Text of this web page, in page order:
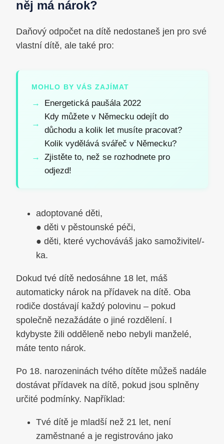
něj má nárok?
Daňový odpočet na dítě nedostaneš jen pro své
vlastní dítě, ale také pro:
MOHLO BY VÁS ZAJÍMAT
Energetická paušála 2022
Kdy můžete v Německu odejít do
důchodu a kolik let musíte pracovat?
Kolik vydělává svářeč v Německu?
Zjistěte to, než se rozhodnete pro
odjezd!
adoptované děti,
● děti v pěstounské péči,
● děti, které vychováváš jako samoživitel/-
ka.
Dokud tvé dítě nedosáhne 18 let, máš
automaticky nárok na přídavek na dítě. Oba
rodiče dostávají každý polovinu – pokud
společně nezažádáte o jiné rozdělení. I
kdybyste žili odděleně nebo nebyli manželé,
máte tento nárok.
Po 18. narozeninách tvého dítěte můžeš nadále
dostávat přídavek na dítě, pokud jsou splněny
určité podmínky. Například:
Tvé dítě je mladší než 21 let, není
zaměstnané a je registrováno jako